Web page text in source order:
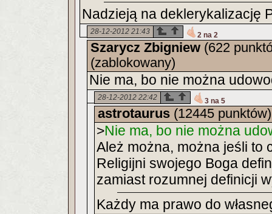
Nadzieją na deklerykalizację
28-12-2012 21:43 2 na 2
Szarycz Zbigniew (622
(zablokowany)
Nie ma, bo nie można
28-12-2012 22:42 3 na 5
astrotaurus (12445 punktów)
>Nie ma, bo nie można
Ależ można, można jeśli to
Religijni swojego Boga
zamiast rozumnej definicji
Każdy ma prawo do